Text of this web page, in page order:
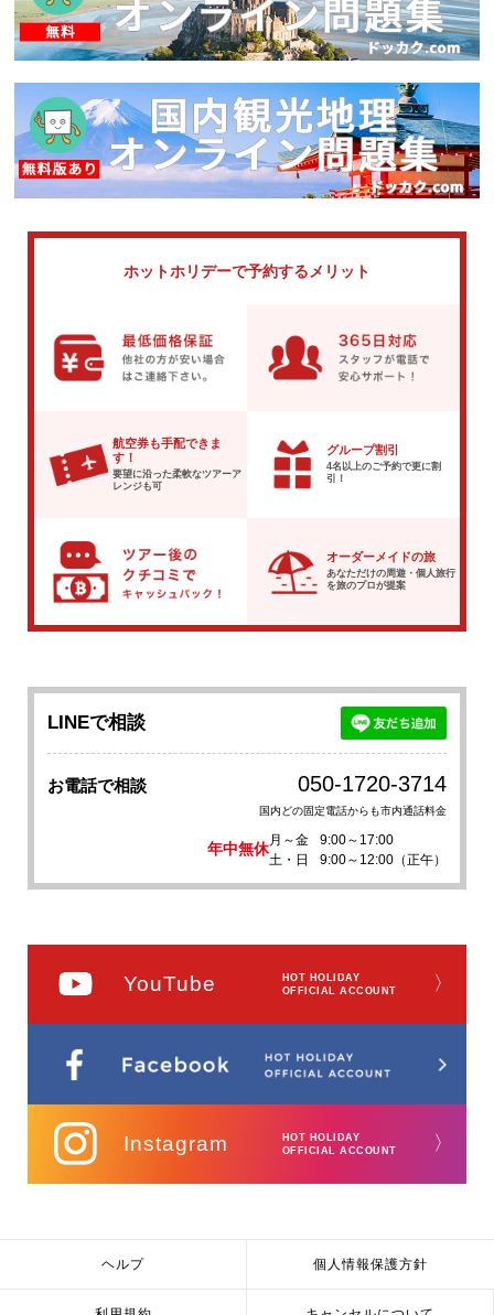
ホットホリデーで予約するメリット
航空券も手配できま
す！
要望に沿った柔軟なツアーア
レンジも可
グループ割引
4名以上のご予約で更に割
引！
オーダーメイドの旅
あなただけの周遊・個人旅行
を旅のプロが提案
LINEで相談
お電話で相談 050-1720-3714
国内どの固定電話からも市内通話料金
年中無休
月～金
9:00～17:00
土・日
9:00～12:00（正午）
YouTube
HOT HOLIDAY
OFFICIAL ACCOUNT
〉
Instagram
HOT HOLIDAY
OFFICIAL ACCOUNT
〉
ヘルプ 個人情報保護方針